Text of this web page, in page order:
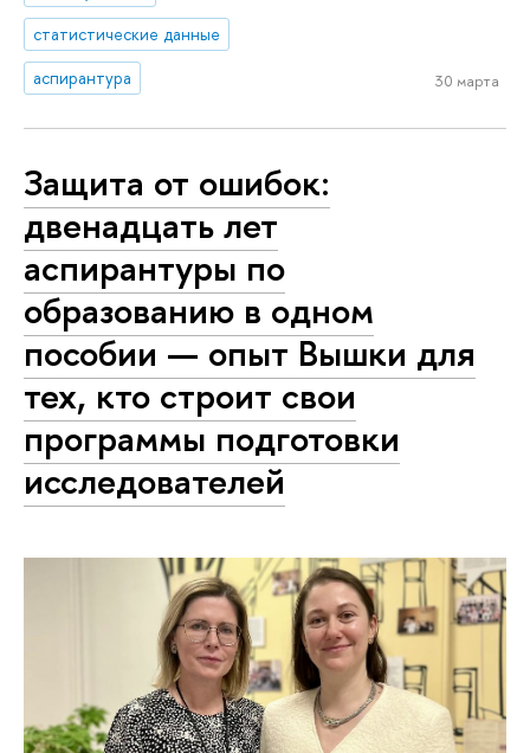
статистические данные
аспирантура
30 марта
Защита от ошибок:
двенадцать лет
аспирантуры по
образованию в одном
пособии — опыт Вышки для
тех, кто строит свои
программы подготовки
исследователей